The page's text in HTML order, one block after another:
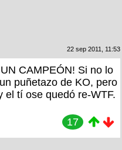
22 sep 2011, 11:53
CAMPEÓN! Si no lo
puñetazo de KO, pero
el tí ose quedó re-WTF.
17